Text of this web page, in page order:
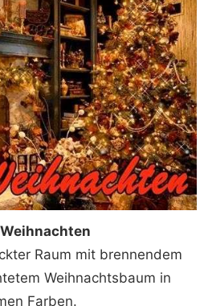
Raum mit brennendem
Weihnachtsbaum in
Farben.